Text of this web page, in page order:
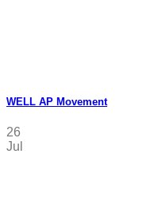
WELL AP Movement
26
Jul